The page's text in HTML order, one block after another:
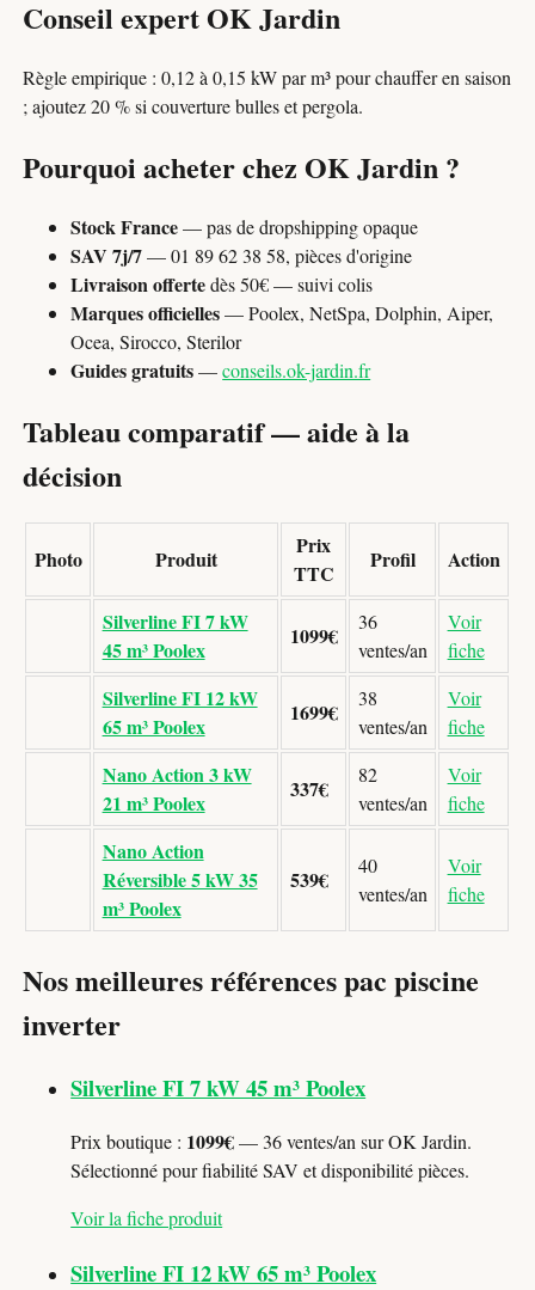
Conseil expert OK Jardin
Règle empirique : 0,12 à 0,15 kW par m³ pour chauffer en saison
; ajoutez 20 % si couverture bulles et pergola.
Pourquoi acheter chez OK Jardin ?
Stock France— pas de dropshipping opaque
SAV 7j/7— 01 89 62 38 58, pièces d'origine
Livraison offertedès 50€ — suivi colis
Marques officielles— Poolex, NetSpa, Dolphin, Aiper,
Ocea, Sirocco, Sterilor
Guides gratuits—conseils.ok-jardin.fr
Tableau comparatif — aide à la
décision
Photo Produit
Prix
TTC
Profil Action
Silverline FI 7 kW
45 m³ Poolex
1099€
36
ventes/an
Voir
fiche
Silverline FI 12 kW
65 m³ Poolex
1699€
38
ventes/an
Voir
fiche
Nano Action 3 kW
21 m³ Poolex
337€
82
ventes/an
Voir
fiche
Nano Action
Réversible 5 kW 35
m³ Poolex
539€
40
ventes/an
Voir
fiche
Nos meilleures références pac piscine
inverter
Silverline FI 7 kW 45 m³ Poolex
Prix boutique : 1099€— 36 ventes/an sur OK Jardin.
Sélectionné pour fiabilité SAV et disponibilité pièces.
Voir la fiche produit
Silverline FI 12 kW 65 m³ Poolex